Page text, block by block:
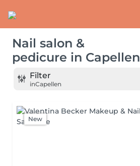
Nail salon &
pedicure in Capellen
Filter
inCapellen
New